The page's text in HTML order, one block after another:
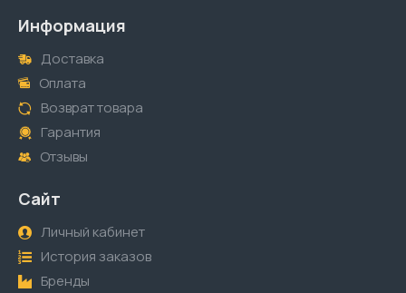
Информация
Доставка
Оплата
Возврат товара
Гарантия
Отзывы
Сайт
Личный кабинет
История заказов
Бренды